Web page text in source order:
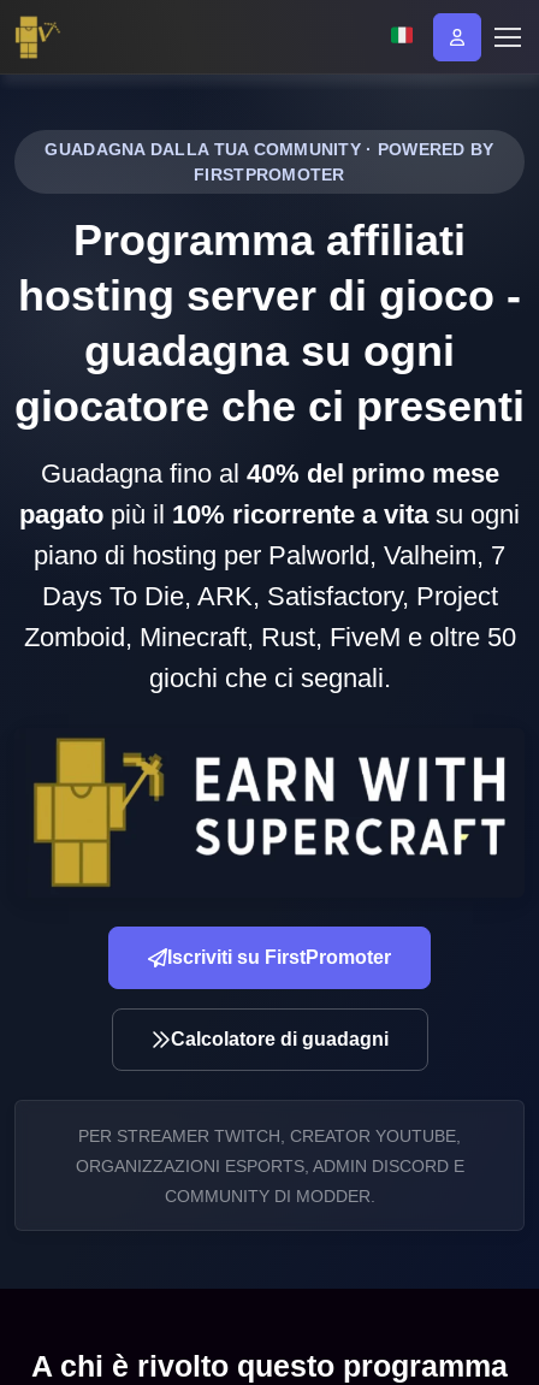
GUADAGNA DALLA TUA COMMUNITY · POWERED BY
FIRSTPROMOTER
Programma affiliati
hosting server di gioco -
guadagna su ogni
giocatore che ci presenti
Guadagna fino al 40% del primo mese
pagato più il 10% ricorrente a vitasu ogni
piano di hosting per Palworld, Valheim, 7
Days To Die, ARK, Satisfactory, Project
Zomboid, Minecraft, Rust, FiveM e oltre 50
giochi che ci segnali.
Iscriviti su FirstPromoter
Calcolatore di guadagni
PER STREAMER TWITCH, CREATOR YOUTUBE,
ORGANIZZAZIONI ESPORTS, ADMIN DISCORD E
COMMUNITY DI MODDER.
A chi è rivolto questo programma